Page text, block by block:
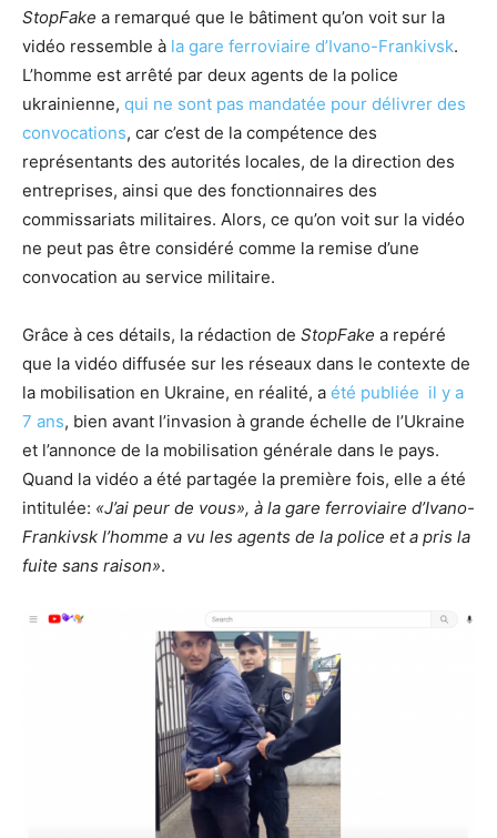
StopFake a remarqué que le bâtiment qu’on voit sur la
vidéo ressemble à la gare ferroviaire d’Ivano-Frankivsk.
L’homme est arrêté par deux agents de la police
ukrainienne, qui ne sont pas mandatée pour délivrer des
convocations, car c’est de la compétence des
représentants des autorités locales, de la direction des
entreprises, ainsi que des fonctionnaires des
commissariats militaires. Alors, ce qu’on voit sur la vidéo
ne peut pas être considéré comme la remise d’une
convocation au service militaire.
Grâce à ces détails, la rédaction de StopFake a repéré
que la vidéo diffusée sur les réseaux dans le contexte de
la mobilisation en Ukraine, en réalité, a été publiée il y a
7 ans, bien avant l’invasion à grande échelle de l’Ukraine
et l’annonce de la mobilisation générale dans le pays.
Quand la vidéo a été partagée la première fois, elle a été
intitulée: «J’ai peur de vous», à la gare ferroviaire d’Ivano-
Frankivsk l’homme a vu les agents de la police et a pris la
fuite sans raison».